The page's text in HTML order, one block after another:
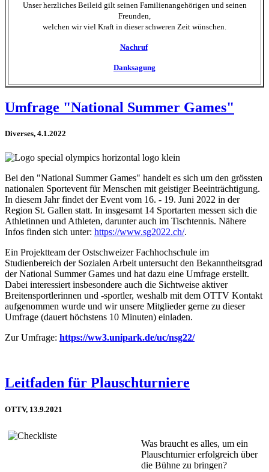
Unser herzliches Beileid gilt seinen Familienangehörigen und seinen
Freunden,
welchen wir viel Kraft in dieser schweren Zeit wünschen.
Nachruf
Danksagung
Umfrage "National Summer Games"
Diverses, 4.1.2022
Bei den "National Summer Games" handelt es sich um den grössten
nationalen Sportevent für Menschen mit geistiger Beeinträchtigung.
In diesem Jahr findet der Event vom 16. - 19. Juni 2022 in der
Region St. Gallen statt. In insgesamt 14 Sportarten messen sich die
Athletinnen und Athleten, darunter auch im Tischtennis. Nähere
Infos finden sich unter: https://www.sg2022.ch/.
Ein Projektteam der Ostschweizer Fachhochschule im
Studienbereich der Sozialen Arbeit untersucht den Bekanntheitsgrad
der National Summer Games und hat dazu eine Umfrage erstellt.
Dabei interessiert insbesondere auch die Sichtweise aktiver
Breitensportlerinnen und -sportler, weshalb mit dem OTTV Kontakt
aufgenommen wurde und wir unsere Mitglieder gerne zu dieser
Umfrage (dauert höchstens 10 Minuten) einladen.
Zur Umfrage: https://ww3.unipark.de/uc/nsg22/
Leitfaden für Plauschturniere
OTTV, 13.9.2021
Was braucht es alles, um ein
Plauschturnier erfolgreich über
die Bühne zu bringen?